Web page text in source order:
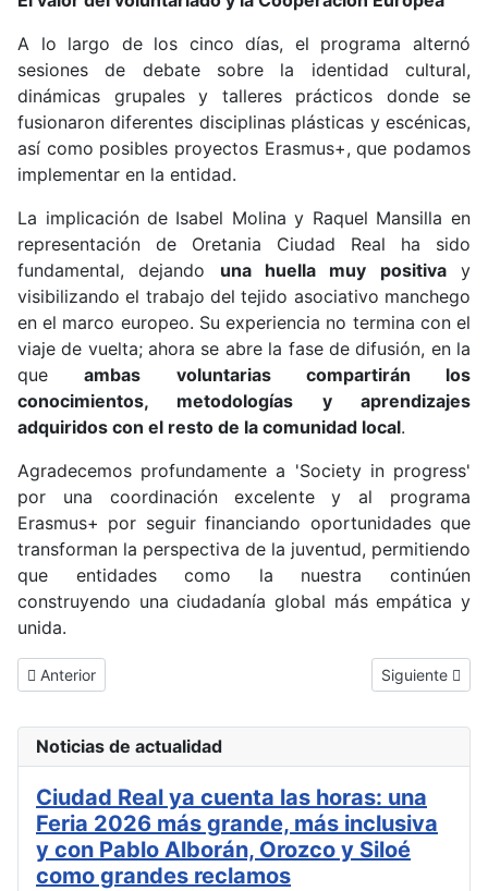
A lo largo de los cinco días, el programa alternó
sesiones de debate sobre la identidad cultural,
dinámicas grupales y talleres prácticos donde se
fusionaron diferentes disciplinas plásticas y escénicas,
así como posibles proyectos Erasmus+, que podamos
implementar en la entidad.
La implicación de Isabel Molina y Raquel Mansilla en
representación de Oretania Ciudad Real ha sido
fundamental, dejando una huella muy positivay
visibilizando el trabajo del tejido asociativo manchego
en el marco europeo. Su experiencia no termina con el
viaje de vuelta; ahora se abre la fase de difusión, en la
queambas voluntarias compartirán los
conocimientos, metodologías y aprendizajes
adquiridos con el resto de la comunidad local.
Agradecemos profundamente a 'Society in progress'
por una coordinación excelente y al programa
Erasmus+ por seguir financiando oportunidades que
transforman la perspectiva de la juventud, permitiendo
que entidades como la nuestra continúen
construyendo una ciudadanía global más empática y
unida.
Artículo anterior: Conciertos, teatro y grandes eventos al aire
Anterior Artículo
Siguiente
Noticias de actualidad
Ciudad Real ya cuenta las horas: una
Feria 2026 más grande, más inclusiva
y con Pablo Alborán, Orozco y Siloé
como grandes reclamos